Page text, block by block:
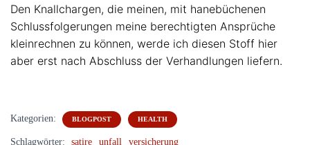
Den Knallchargen, die meinen, mit hanebüchenen
Schlussfolgerungen meine berechtigten Ansprüche
kleinrechnen zu können, werde ich diesen Stoff hier
aber erst nach Abschluss der Verhandlungen liefern.
Kategorien: BLOGPOST HEALTH
Schlagwörter: satire unfall versicherung